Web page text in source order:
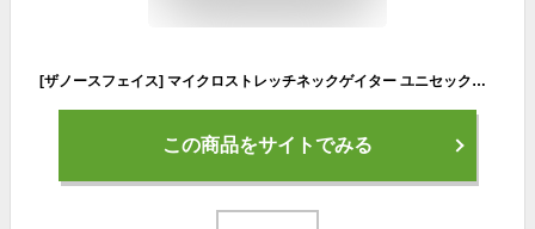
[ザノースフェイス] マイクロストレッチネックゲイター ユニセックス 光電子 保温 防寒 マフラー ブラック Free Size
この商品をサイトでみる